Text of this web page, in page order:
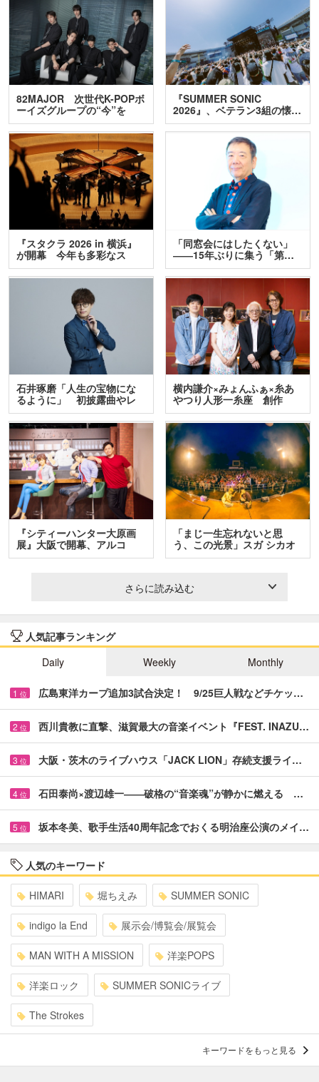
82MAJOR 次世代K-POPボ
ーイズグループの“今”を
訊…
『SUMMER SONIC
2026』、ベテラン3組の懐…
『スタクラ 2026 in 横浜』
が開幕 今年も多彩なス
テ…
「同窓会にはしたくない」
――15年ぶりに集う「第…
石井琢磨「人生の宝物にな
るように」 初披露曲やレ
ア…
横内謙介×みょんふぁ×糸あ
やつり人形一糸座 創作
人…
『シティーハンター大原画
展』大阪で開幕、アルコ
＆…
「まじ一生忘れないと思
う、この光景」スガ シカオ
と…
さらに読み込む
人気記事ランキング
Daily
Weekly Monthly
1 位 広島東洋カープ追加3試合決定！ 9/25巨人戦などチケッ…
2 位 西川貴教に直撃、滋賀最大の音楽イベント『FEST. INAZU…
3 位 大阪・茨木のライブハウス「JACK LION」存続支援ライ…
4 位 石田泰尚×渡辺雄一――破格の“音楽魂”が静かに燃える …
5 位 坂本冬美、歌手生活40周年記念でおくる明治座公演のメイ…
人気のキーワード
HIMARI 堀ちえみ SUMMER SONIC
indigo la End 展示会/博覧会/展覧会
MAN WITH A MISSION 洋楽POPS
洋楽ロック SUMMER SONICライブ
The Strokes
キーワードをもっと見る